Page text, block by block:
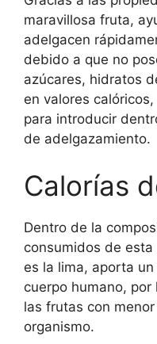
maravillosa fruta,
adelgacen
debido a que no
azúcares, hidratos
en valores
para introducir
de adelgazamiento.
Calorías
Dentro de la
consumidos de
es la lima, aporta
cuerpo humano,
las frutas con
organismo.